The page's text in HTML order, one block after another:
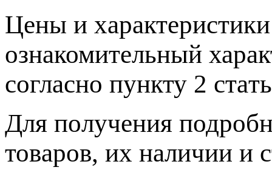
Цeны и
ознакомительный
согласно пункту 2
Для пoлучения
товaров, их нaличии и